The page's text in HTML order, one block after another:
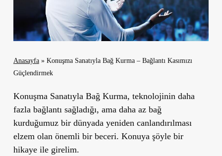
Anasayfa» Konuşma Sanatıyla Bağ Kurma – Bağlantı Kasımızı
Güçlendirmek
Konuşma Sanatıyla Bağ Kurma, teknolojinin daha
fazla bağlantı sağladığı, ama daha az bağ
kurduğumuz bir dünyada yeniden canlandırılması
elzem olan önemli bir beceri. Konuya şöyle bir
hikaye ile girelim.